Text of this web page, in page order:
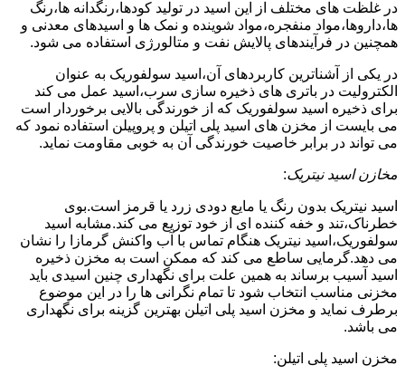
در غلظت های مختلف از این اسید در تولید کودها،رنگدانه ها،رنگ
ها،داروها،مواد منفجره،مواد شوینده و نمک ها و اسیدهای معدنی و
همچنین در فرآیندهای پالایش نفت و متالورژی استفاده می شود.
در یکی از آشناترین کاربردهای آن،اسید سولفوریک به عنوان
الکترولیت در باتری های ذخیره سازی سرب،اسید عمل می کند
برای ذخیره اسید سولفوریک که از خورندگی بالایی برخوردار است
می بایست از مخزن های اسید پلی اتیلن و پروپیلن استفاده نمود که
می تواند در برابر خاصیت خورندگی آن به خوبی مقاومت نماید.
مخازن اسید نیتریک:
اسید نیتریک بدون رنگ یا مایع دودی زرد یا قرمز است.بوی
خطرناک،تند و خفه کننده ای از خود توزیع می کند.مشابه اسید
سولفوریک،اسید نیتریک هنگام تماس با آب واکنش گرمازا را نشان
می دهد.گرمایی ساطع می کند که ممکن است به مخزن ذخیره
اسید آسیب برساند به همین علت برای نگهداری چنین اسیدی باید
مخزنی مناسب انتخاب شود تا تمام نگرانی ها را در این موضوع
برطرف نماید و مخزن اسید پلی اتیلن بهترین گزینه برای نگهداری
می باشد.
مخزن اسید پلی اتیلن: